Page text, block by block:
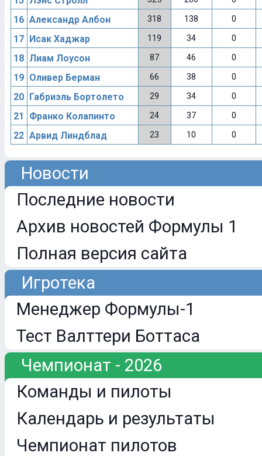
16 Александр Албон 318 138 0
17 Исак Хаджар 119 34 0
18 Лиам Лоусон 87 46 0
19 Оливер Берман 66 38 0
20 Габриэль Бортолето 29 34 0
21 Франко Колапинто 24 37 0
22 Арвид Линдблад 23 10 0
Новости
Последние новости
Архив новостей Формулы 1
Полная версия сайта
Игротека
Менеджер Формулы-1
Тест Валттери Боттаса
Чемпионат - 2026
Команды и пилоты
Календарь и результаты
Чемпионат пилотов